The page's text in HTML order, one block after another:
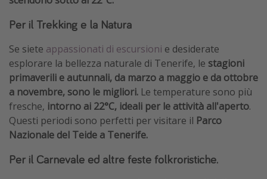
Per il Trekking e la Natura
Se siete appassionati di escursioni e desiderate
esplorare la bellezza naturale di Tenerife, le stagioni
primaverili e autunnali, da marzo a maggio e da ottobre
a novembre, sono le migliori. Le temperature sono più
fresche, intorno ai 22°C, ideali per le attività all'aperto.
Questi periodi sono perfetti per visitare il Parco
Nazionale del Teide a Tenerife.
Per il Carnevale ed altre feste folkroristiche.